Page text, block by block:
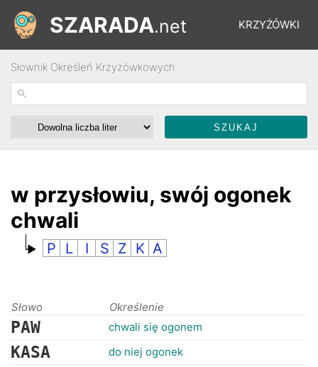
KRZYŻÓWKI
ŁAMIGŁÓWKI
SZARADA.net
Słownik Określeń Krzyżówkowych
w przysłowiu, swój ogonek
chwali
P L I S Z K A
Słowo Określenie
PAW chwali się ogonem
KASA do niej ogonek